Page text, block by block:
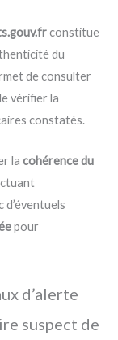
constitue
du
de consulter
vérifier la
constatés.
lacohérence du
pour
d’alerte
suspect de